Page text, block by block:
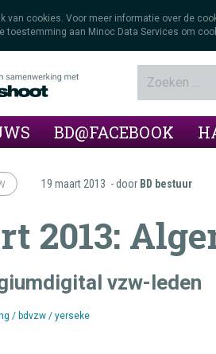
van cookies. Voor meer informatie over de
toestemming aan Minoc Data Services om
BD@FACEBOOK
19 maart 2013 - door BD bestuur
2013:
vzw-leden
/ bdvzw / yerseke